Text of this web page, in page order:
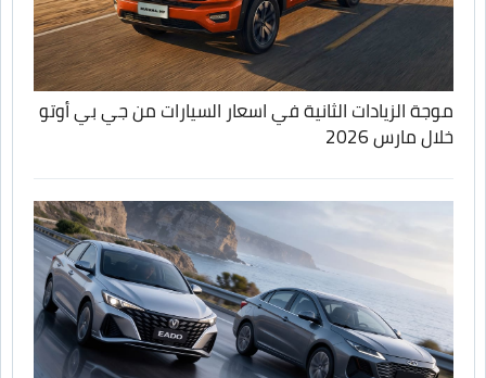
موجة الزيادات الثانية في اسعار السيارات من جي بي أوتو
خلال مارس 2026